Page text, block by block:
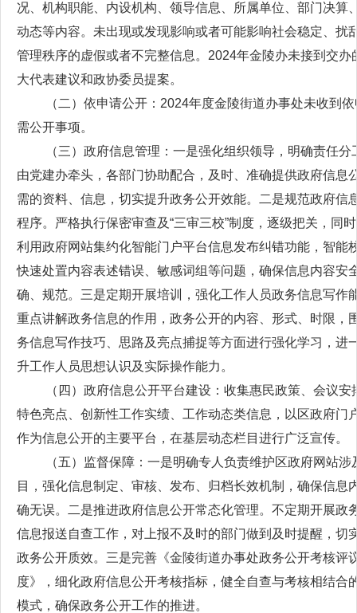
况、机构职能、内设机构、领导信息、所属单位、部门决算
动态等内容。未出现或发现影响或者可能影响社会稳定、扰
管理秩序的虚假或者不完整信息。2024年金陵办未接到交办
大代表建议和政协委员提案。
（二）依申请公开：2024年度金陵街道办事处未收到依
需公开事项。
（三）政府信息管理：一是强化组织领导，明确责任分
由党建办牵头，各部门协助配合，及时、准确提供政府信息
需的资料、信息，切实提升政务公开效能。二是规范政府信
程序。严格执行保密审查及“三审三校”制度，逐级把关，同
利用政府网站集约化智能门户平台信息发布纠错功能，智能
快速处置内容表述错误、敏感词组等问题，确保信息内容安
确、规范。三是定期开展培训，强化工作人员政务信息写作
重点讲解政务信息的作用，政务公开的内容、形式、时限，
务信息写作技巧、思路及亮点捕捉等方面进行强化学习，进
升工作人员思想认识及实际操作能力。
（四）政府信息公开平台建设：收集惠民政策、会议安
特色亮点、创新性工作实绩、工作动态类信息，以区政府门
作为信息公开的主要平台，在基层动态栏目进行广泛宣传。
（五）监督保障：一是明确专人负责维护区政府网站涉
目，强化信息制定、审核、发布、归档长效机制，确保信息
确无误。二是推进政府信息公开常态化管理。不定期开展政
信息报送自查工作，对上报不及时的部门做到及时提醒，切
政务公开质效。三是完善《金陵街道办事处政务公开考核评
度》，细化政府信息公开考核指标，健全自查与考核相结合
模式，确保政务公开工作的推进。